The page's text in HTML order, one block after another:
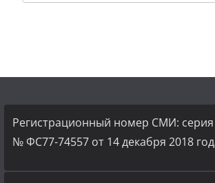
Регистрационный номер СМИ: серия
№ ФС77-74557 от 14 декабря 2018